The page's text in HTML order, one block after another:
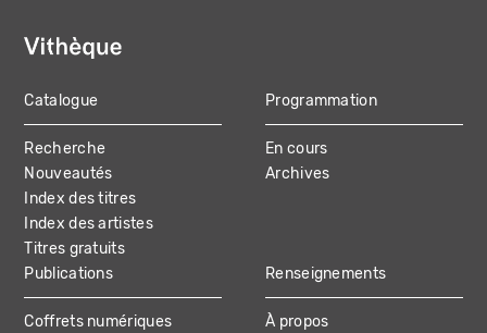
MAIN
NAVIGATION
Catalogue
Recherche
Nouveautés
Index des titres
Index des artistes
Titres gratuits
Programmation
En cours
Archives
Publications
Coffrets numériques
Renseignements
À propos